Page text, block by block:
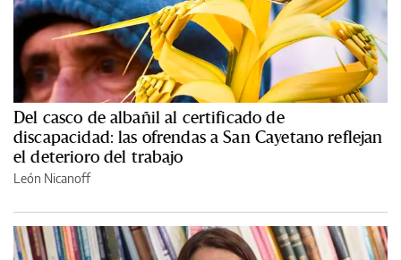
Del casco de albañil al certificado de
discapacidad: las ofrendas a San Cayetano reflejan
el deterioro del trabajo
León Nicanoff